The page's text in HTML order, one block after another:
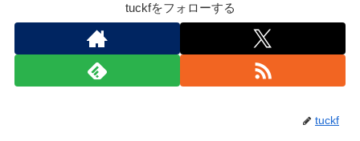
tuckfをフォローする
tuckf